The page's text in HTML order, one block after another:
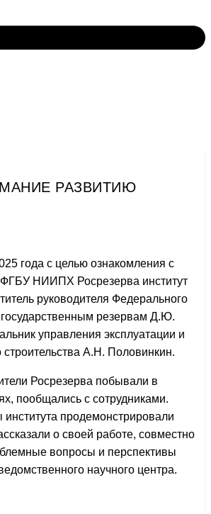
РАЗВИТИЮ
года с целью ознакомления с
ФГБУ НИИПХ Росрезерва институт
руководителя Федерального
государственным резервам Д.Ю.
управления эксплуатации и
строительства А.Н. Половинкин.
Росрезерва побывали в
пообщались с сотрудниками.
продемонстрировали
о своей работе, совместно
вопросы и перспективы
научного центра.